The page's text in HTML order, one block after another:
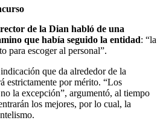
de la Dian habló de una
que había seguido la entidad: “la
para escoger al personal”.
que da alrededor de la
estrictamente por mérito. “Los
la excepción”, argumentó, al tiempo
los mejores, por lo cual, la